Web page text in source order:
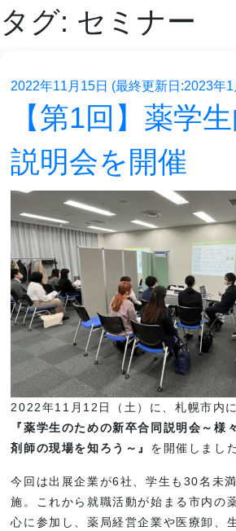
タグ: セミナー
2022年11月15日 (最終更新日:2023年
【第1回】薬学
説明会を開催
2022年11月12日（土）に、札幌市内
『薬学生のための新卒合同説明会～様
剤師の現場を知ろう～』 を開催しました
今回は出展企業が6社、学生も30名未
施。これから就職活動が始まる市内の
心に参加し、薬局経営企業や医療卸、